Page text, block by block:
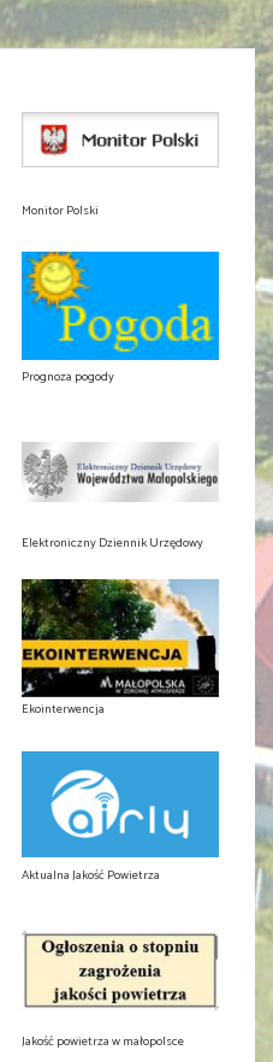
Monitor Polski
Prognoza pogody
Elektroniczny Dziennik Urzędowy
Ekointerwencja
Aktualna Jakość Powietrza
Jakość powietrza w małopolsce